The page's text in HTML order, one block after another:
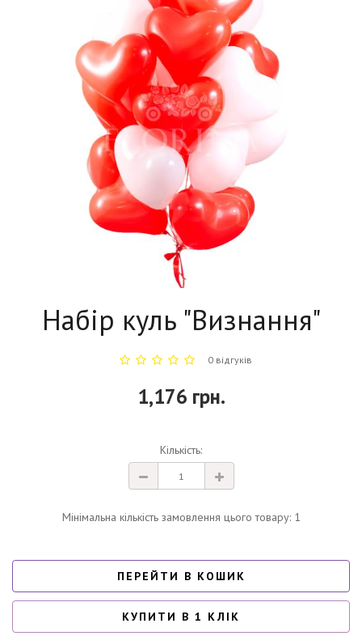
Набір куль "Визнання"
0 відгуків
1,176 грн.
Кількість:
Мінімальна кількість замовлення цього товару: 1
ПЕРЕЙТИ В КОШИК
КУПИТИ В 1 КЛІК